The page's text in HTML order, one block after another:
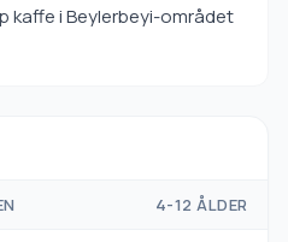
kaffe i Beylerbeyi-området
4-12 ÅLDER